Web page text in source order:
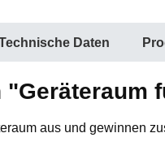
Daten
aus und gewinnen